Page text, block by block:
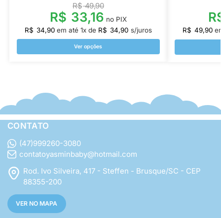
R$49,90
R$ 33,16 no PIX
R$ 34,90 em até 1x de R$ 34,90 s/juros
Ver opções
R$ 49,90
CONTATO
(47)999260-3080
contatoyasminbaby@hotmail.com
Rod. Ivo Silveira, 417 - Steffen - Brusque/SC - CEP
88355-200
VER NO MAPA